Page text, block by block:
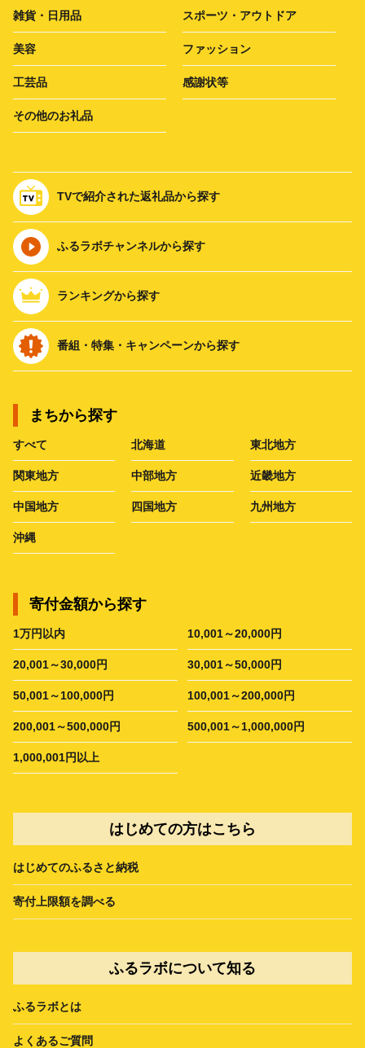
雑貨・日用品 スポーツ・アウトドア
美容 ファッション
工芸品 感謝状等
その他のお礼品
TVで紹介された返礼品から探す
ふるラボチャンネルから探す
ランキングから探す
番組・特集・キャンペーンから探す
まちから探す
すべて 北海道 東北地方
関東地方 中部地方 近畿地方
中国地方 四国地方 九州地方
沖縄
寄付金額から探す
1万円以内 10,001～20,000円
20,001～30,000円 30,001～50,000円
50,001～100,000円 100,001～200,000円
200,001～500,000円 500,001～1,000,000円
1,000,001円以上
はじめての方はこちら
はじめてのふるさと納税
寄付上限額を調べる
ふるラボについて知る
ふるラボとは
よくあるご質問